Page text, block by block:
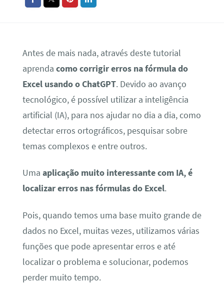
Antes de mais nada, através deste tutorial
aprenda como corrigir erros na fórmula do
Excel usando o ChatGPT. Devido ao avanço
tecnológico, é possível utilizar a inteligência
artificial (IA), para nos ajudar no dia a dia, como
detectar erros ortográficos, pesquisar sobre
temas complexos e entre outros.
Uma aplicação muito interessante com IA, é
localizar erros nas fórmulas do Excel.
Pois, quando temos uma base muito grande de
dados no Excel, muitas vezes, utilizamos várias
funções que pode apresentar erros e até
localizar o problema e solucionar, podemos
perder muito tempo.